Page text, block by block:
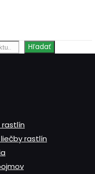
Hľadať
rastlín